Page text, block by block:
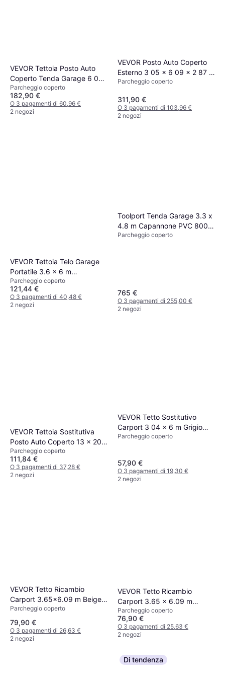
VEVOR Tettoia Posto Auto
Coperto Tenda Garage 6 09
x 3 65 m (Superficie edificio )
Parcheggio coperto
182,90 €
O 3 pagamenti di 60,96 €
2 negozi
VEVOR Posto Auto Coperto
Esterno 3 05 x 6 09 x 2 87 m
(Superficie edificio )
Parcheggio coperto
311,90 €
O 3 pagamenti di 103,96 €
2 negozi
VEVOR Tettoia Telo Garage
Portatile 3.6 x 6 m
(Superficie edificio )
Parcheggio coperto
121,44 €
O 3 pagamenti di 40,48 €
2 negozi
Toolport Tenda Garage 3.3 x
4.8 m Capannone PVC 800
N Acciaio Verde (Superficie
Parcheggio coperto
765 €
O 3 pagamenti di 255,00 €
2 negozi
VEVOR Tettoia Sostitutiva
Posto Auto Coperto 13 x 20
Piedi (Superficie edificio )
Parcheggio coperto
111,84 €
O 3 pagamenti di 37,28 €
2 negozi
VEVOR Tetto Sostitutivo
Carport 3 04 x 6 m Grigio
(Superficie edificio )
Parcheggio coperto
57,90 €
O 3 pagamenti di 19,30 €
2 negozi
VEVOR Tetto Ricambio
Carport 3.65x6.09 m Beige
(Superficie edificio )
Parcheggio coperto
79,90 €
O 3 pagamenti di 26,63 €
2 negozi
VEVOR Tetto Ricambio
Carport 3.65 x 6.09 m
(Superficie edificio )
Parcheggio coperto
76,90 €
O 3 pagamenti di 25,63 €
2 negozi
Di tendenza